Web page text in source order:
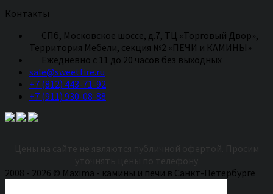
Контакты
СПб, Московское шоссе, д.7, ТЦ «Торговый Двор»,
Территория Мебели, секция №2 «ПЕЧИ и КАМИНЫ»
Eжедневно с 11 до 20 часов без выходных
sale@sweetfire.ru
+7 (812) 443-71-92
+7 (911) 930-08-88
2008 - 2026 © Maxima - камины и печи в Санкт-Петербурге